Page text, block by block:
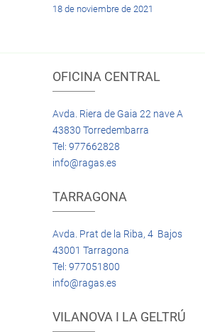
18 de noviembre de 2021
OFICINA CENTRAL
Avda. Riera de Gaia 22 nave A
43830 Torredembarra
Tel: 977662828
info@ragas.es
TARRAGONA
Avda. Prat de la Riba, 4 Bajos
43001 Tarragona
Tel: 977051800
info@ragas.es
VILANOVA I LA GELTRÚ